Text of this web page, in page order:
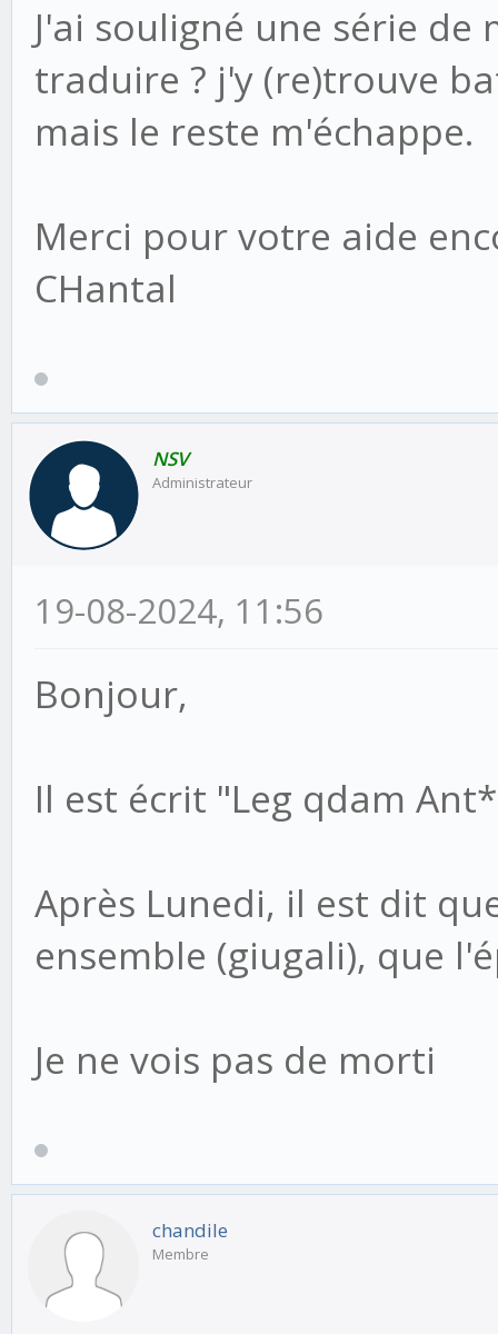
J'ai souligné une série
traduire ? j'y (re)trouve
mais le reste m'échappe.
Merci pour votre aide
CHantal
NSV
Administrateur
19-08-2024, 11:56
Bonjour,
Il est écrit "Leg qdam
Après Lunedi, il est dit
ensemble (giugali), que
Je ne vois pas de morti
chandile
Membre